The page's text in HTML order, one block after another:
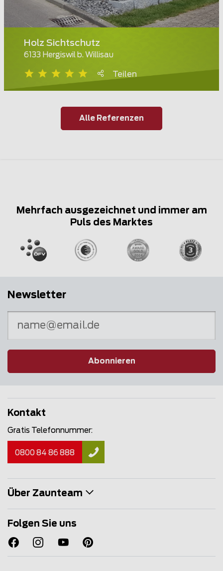
Holz Sichtschutz
6133 Hergiswil b. Willisau
Teilen
Alle Referenzen
Mehrfach ausgezeichnet und immer am
Puls des Marktes
Newsletter
Abonnieren
Kontakt
Gratis Telefonnummer:
0800 84 86 888
Über Zaunteam
Folgen Sie uns